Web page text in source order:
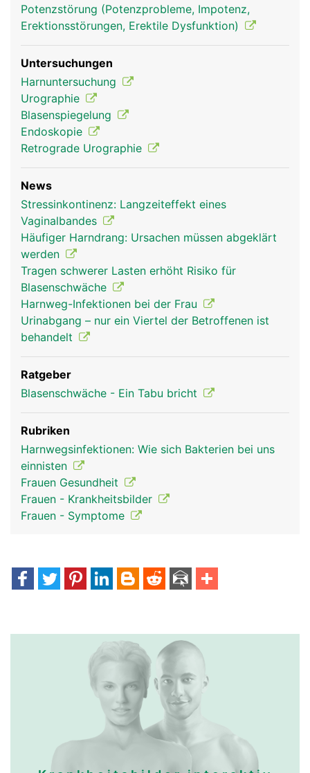
Potenzstörung (Potenzprobleme, Impotenz,
Erektionsstörungen, Erektile Dysfunktion)
Untersuchungen
Harnuntersuchung
Urographie
Blasenspiegelung
Endoskopie
Retrograde Urographie
News
Stressinkontinenz: Langzeiteffekt eines
Vaginalbandes
Häufiger Harndrang: Ursachen müssen abgeklärt
werden
Tragen schwerer Lasten erhöht Risiko für
Blasenschwäche
Harnweg-Infektionen bei der Frau
Urinabgang – nur ein Viertel der Betroffenen ist
behandelt
Ratgeber
Blasenschwäche - Ein Tabu bricht
Rubriken
Harnwegsinfektionen: Wie sich Bakterien bei uns
einnisten
Frauen Gesundheit
Frauen - Krankheitsbilder
Frauen - Symptome